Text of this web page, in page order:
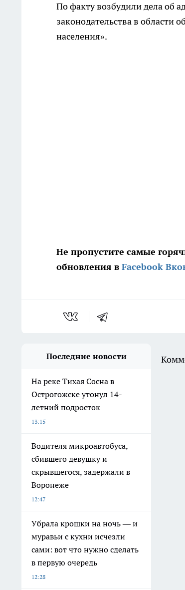
По факту возбудили дела об
законодательства в области
населения».
Не пропустите самые
обновления в Facebook
Последние новости
На реке Тихая Сосна в
Острогожске утонул 14-
летний подросток
13:15
Водителя микроавтобуса,
сбившего девушку и
скрывшегося, задержали в
Воронеже
12:47
Убрала крошки на ночь — и
муравьи с кухни исчезли
сами: вот что нужно сделать
в первую очередь
12:28